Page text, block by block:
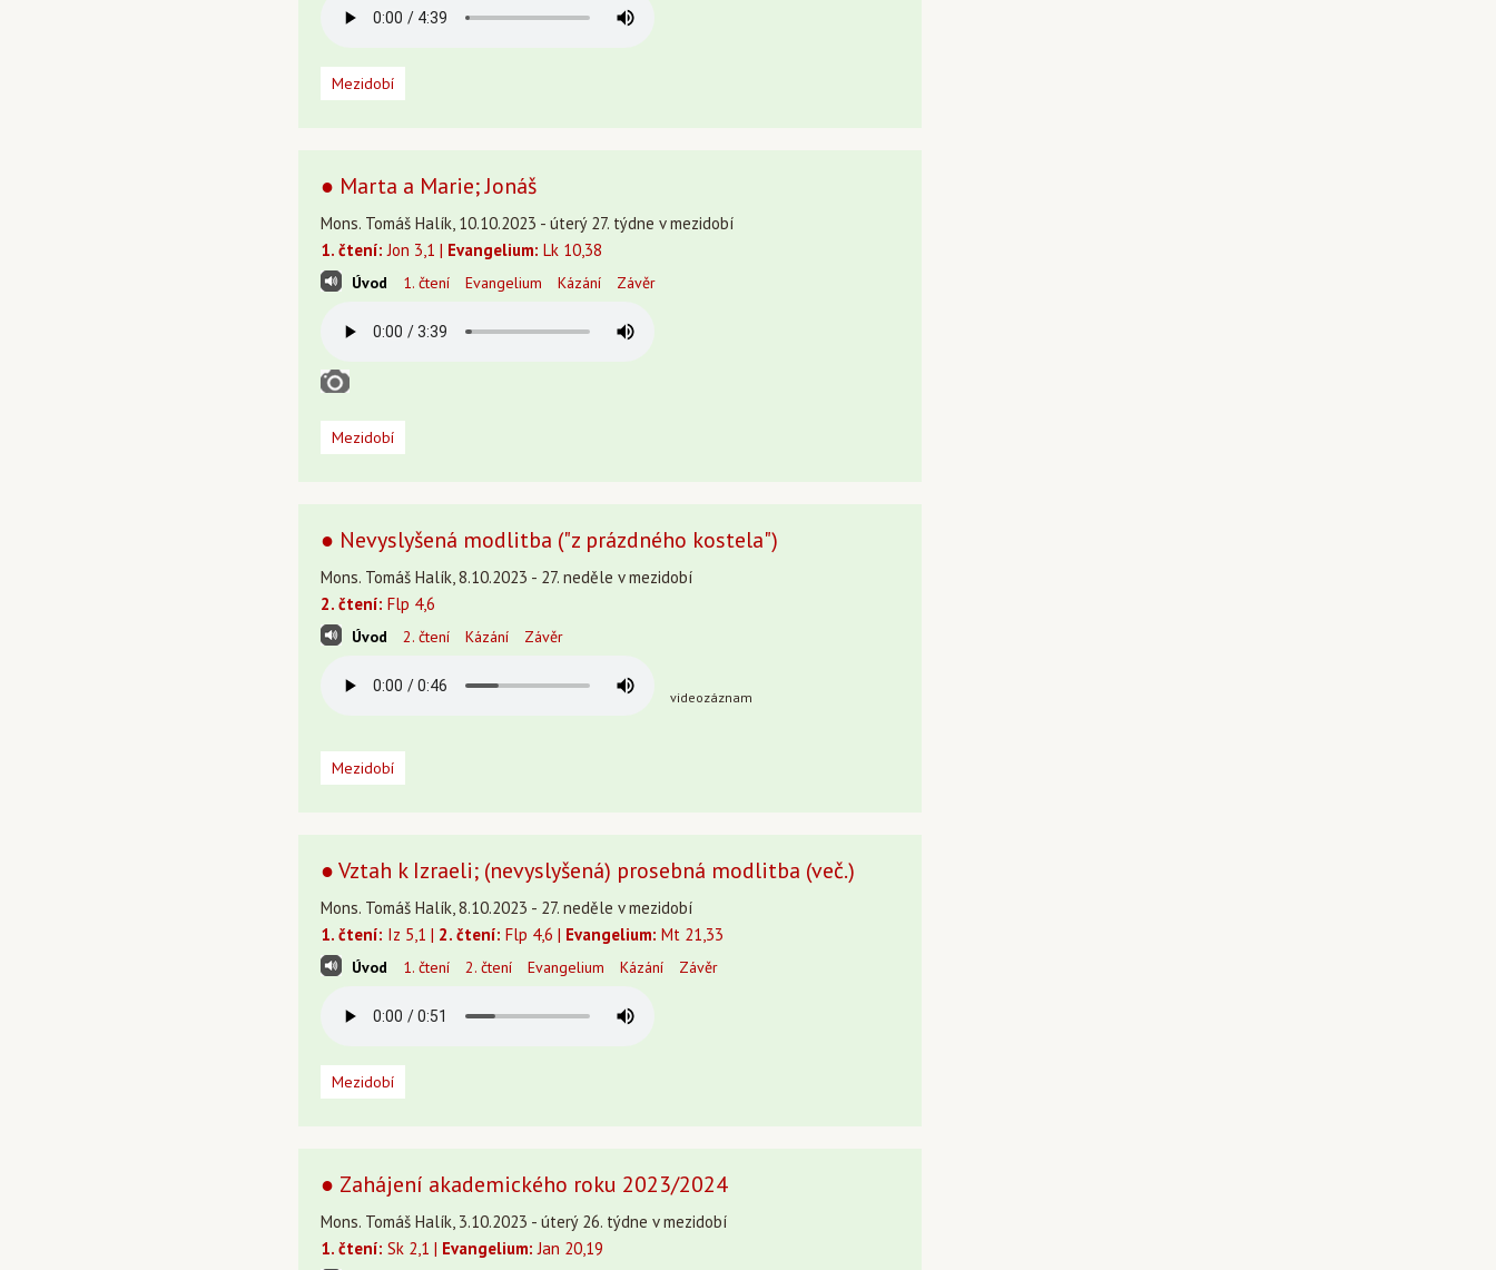
Mezidobí
● Marta a Marie; Jonáš
Mons. Tomáš Halík, 10.10.2023 - úterý 27. týdne v mezidobí
1. čtení: Jon 3,1 | Evangelium: Lk 10,38
Úvod 1. čtení Evangelium Kázání Závěr
Mezidobí
● Nevyslyšená modlitba ("z prázdného kostela")
Mons. Tomáš Halík, 8.10.2023 - 27. neděle v mezidobí
2. čtení: Flp 4,6
Úvod 2. čtení Kázání Závěr
videozáznam
Mezidobí
● Vztah k Izraeli; (nevyslyšená) prosebná modlitba (več.)
Mons. Tomáš Halík, 8.10.2023 - 27. neděle v mezidobí
1. čtení: Iz 5,1 | 2. čtení: Flp 4,6 | Evangelium: Mt 21,33
Úvod 1. čtení 2. čtení Evangelium Kázání Závěr
Mezidobí
● Zahájení akademického roku 2023/2024
Mons. Tomáš Halík, 3.10.2023 - úterý 26. týdne v mezidobí
1. čtení: Sk 2,1 | Evangelium: Jan 20,19